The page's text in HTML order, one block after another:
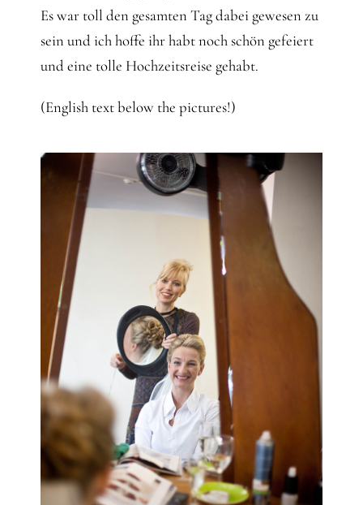
Es war toll den gesamten Tag dabei gewesen zu
sein und ich hoffe ihr habt noch schön gefeiert
und eine tolle Hochzeitsreise gehabt.
(English text below the pictures!)